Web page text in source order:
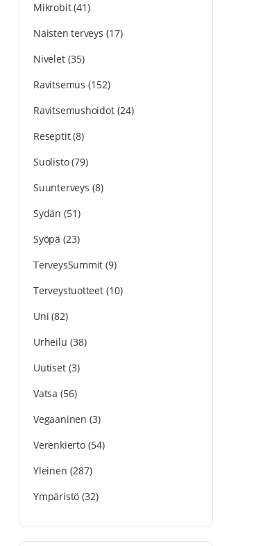
Mikrobit(41)
Naisten terveys (17)
Nivelet(35)
Ravitsemus (152)
Ravitsemushoidot(24)
Reseptit(8)
Suolisto(79)
Suunterveys (8)
Sydän (51)
Syöpä (23)
TerveysSummit (9)
Terveystuotteet(10)
Uni (82)
Urheilu (38)
Uutiset(3)
Vatsa (56)
Vegaaninen (3)
Verenkierto(54)
Yleinen (287)
Ympäristö (32)